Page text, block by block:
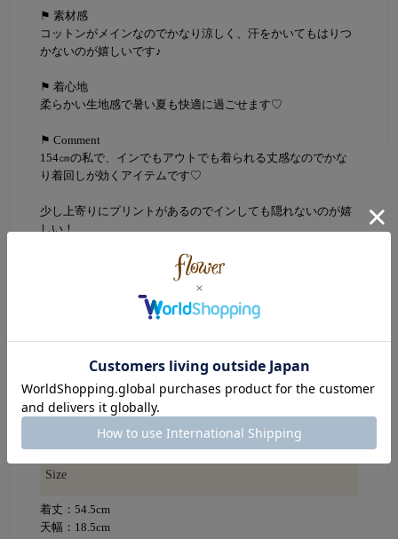
⚑ 素材感
コットンがメインなのでかなり涼しく、汗をかいてもはりつ
かないのが嬉しいです♪
⚑ 着心地
柔らかい生地感で暑い夏も快適に過ごせます♡
⚑ Comment
154㎝の私で、インでもアウトでも着られる丈感なのでかな
り着回しが効くアイテムです♡
少し上寄りにプリントがあるのでインしても隠れないのが嬉
しい！
roses(ピンク)
生地の透け感
Size
着丈：54.5cm
天幅：18.5cm